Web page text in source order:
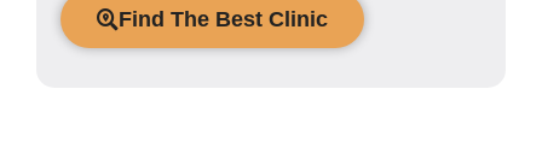
Find The Best Clinic